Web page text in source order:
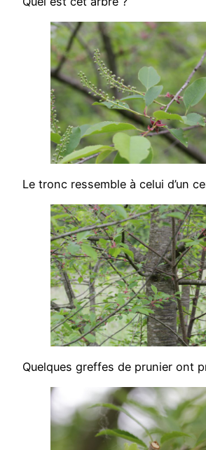
Le tronc ressemble à celui d’un
Quelques greffes de prunier ont